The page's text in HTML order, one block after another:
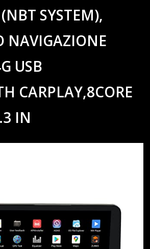
SYSTEM),
NAVIGAZIONE
USB
CARPLAY,8CORE
IN